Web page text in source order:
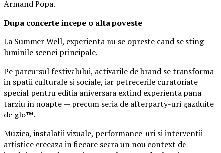
Armand Popa.
Dupa concerte incepe o alta poveste
La Summer Well, experienta nu se opreste cand se sting
luminile scenei principale.
Pe parcursul festivalului, activarile de brand se transforma
in spatii culturale si sociale, iar petrecerile curatoriate
special pentru editia aniversara extind experienta pana
tarziu in noapte — precum seria de afterparty-uri gazduite
de glo™.
Muzica, instalatii vizuale, performance-uri si interventii
artistice creeaza in fiecare seara un nou context de